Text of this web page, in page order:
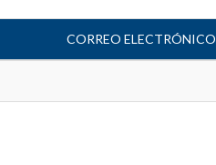
CORREO ELECTRÓNICO